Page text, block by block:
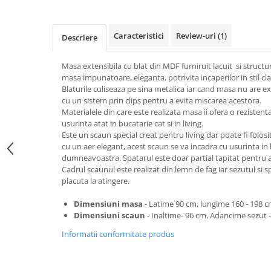
Top saltele memory 5 cm
Top saltele MemoHR 6.5 cm
Saltele ieftine
Saltele cu plasa de arcuri
Saltele cu spuma
Mobilier bucatarie
Mese bucatarie
Scaune pentru bucatarie
Mobila bucatarie
Seturi mese si scaune bucatarie
Suporturi si rafturi pantofi
Portmantouri
Seturi mobilier hol
Stender haine
Suport pentru umerase
Descriere Caracteristici Review-uri (1)
Masa extensibila cu blat din MDF furniruit lacuit si
masa impunatoare, eleganta, potrivita incaperilor in stil
Blaturile culiseaza pe sina metalica iar cand masa nu are
cu un sistem prin clips pentru a evita miscarea acestora.
Materialele din care este realizata masa ii ofera o
usurinta atat in bucatarie cat si in living.
Este un scaun special creat pentru living dar poate fi
cu un aer elegant, acest scaun se va incadra cu usurinta
dumneavoastra. Spatarul este doar partial tapitat pentru
Cadrul scaunul este realizat din lemn de fag iar sezutul si
placuta la atingere.
Dimensiuni masa - Latime 90 cm, lungime 160 - 198
Dimensiuni scaun - Inaltime- 96 cm, Adancime sezut
Informatii conformitate produs